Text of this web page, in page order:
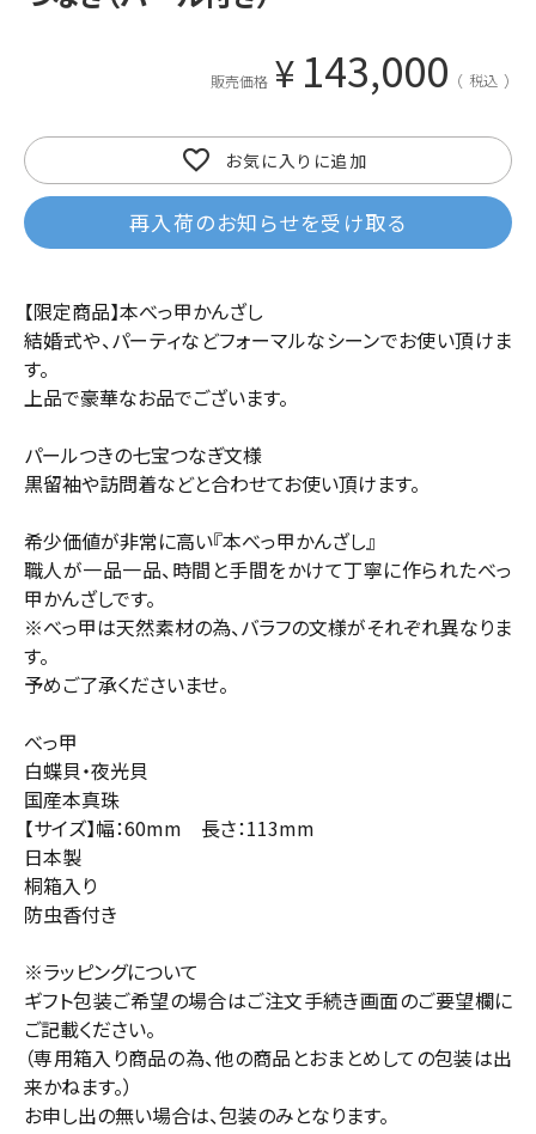
販売価格 ¥ 143,000 税込
お気に入りに追加
再入荷のお知らせを受け取る
【限定商品】本べっ甲かんざし
結婚式や、パーティなどフォーマルなシーンでお使い頂けま
す。
上品で豪華なお品でございます。
パールつきの七宝つなぎ文様
黒留袖や訪問着などと合わせてお使い頂けます。
希少価値が非常に高い『本べっ甲かんざし』
職人が一品一品、時間と手間をかけて丁寧に作られたべっ
甲かんざしです。
※べっ甲は天然素材の為、バラフの文様がそれぞれ異なりま
す。
予めご了承くださいませ。
べっ甲
白蝶貝・夜光貝
国産本真珠
【サイズ】幅：60mm 長さ：113mm
日本製
桐箱入り
防虫香付き
※ラッピングについて
ギフト包装ご希望の場合はご注文手続き画面のご要望欄に
ご記載ください。
（専用箱入り商品の為、他の商品とおまとめしての包装は出
来かねます。）
お申し出の無い場合は、包装のみとなります。